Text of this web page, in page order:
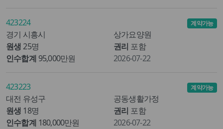
423224
경기 시흥시
상가요양원
원생 25명 권리 포함
인수합계 95,000만원
계약가능
2026-07-22
423223
대전 유성구
공동생활가정
원생 18명 권리 포함
인수합계 180,000만원
계약가능
2026-07-22